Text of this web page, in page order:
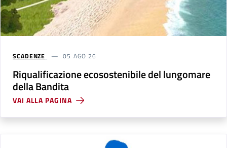
SCADENZE 05 AGO 26
Riqualificazione ecosostenibile del lungomare
della Bandita
VAI ALLA PAGINA